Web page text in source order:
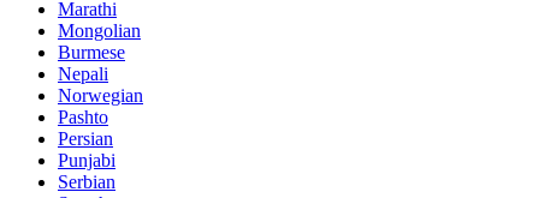
Marathi
Mongolian
Burmese
Nepali
Norwegian
Pashto
Persian
Punjabi
Serbian